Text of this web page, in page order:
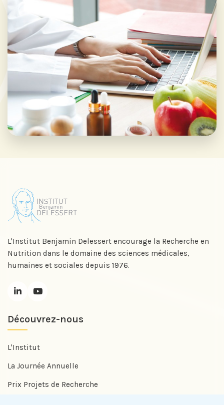
L'Institut Benjamin Delessert encourage la Recherche en
Nutrition dans le domaine des sciences médicales,
humaines et sociales depuis 1976.
Découvrez-nous
L'Institut
La Journée Annuelle
Prix Projets de Recherche